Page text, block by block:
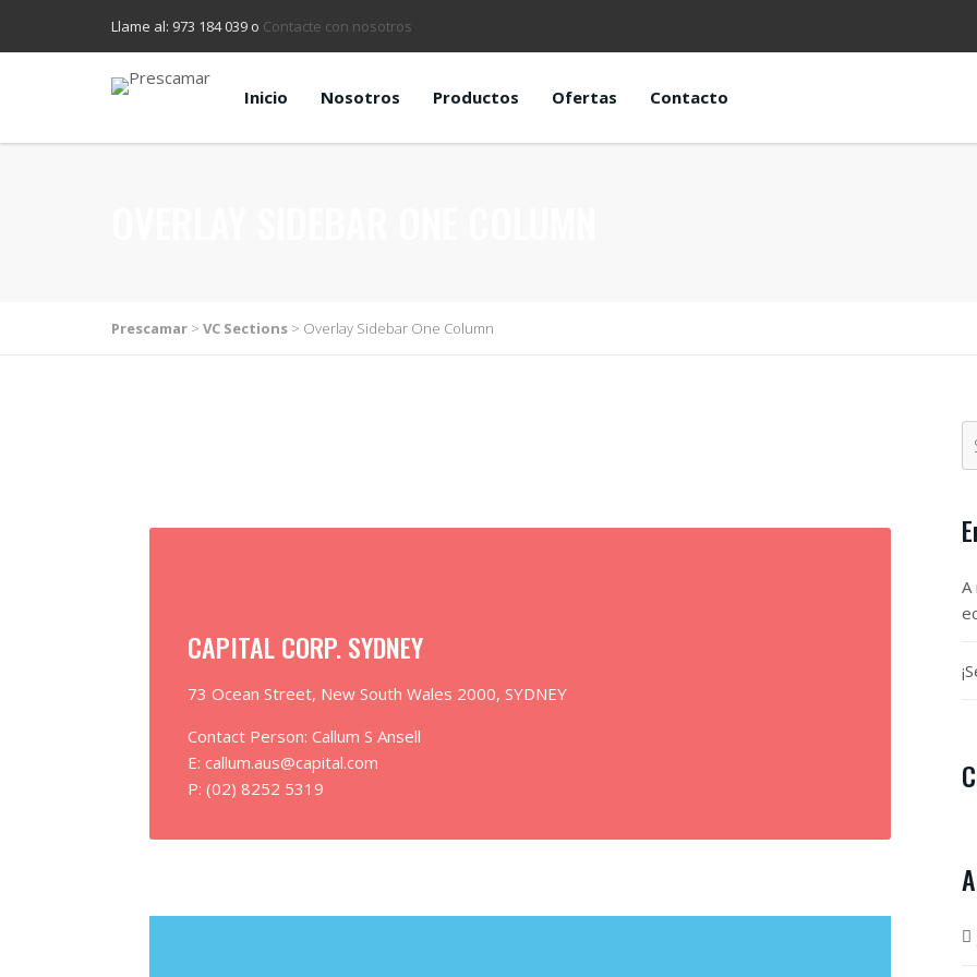
Llame al: 973 184 039 o Contacte con nosotros
Inicio Nosotros Productos Ofertas Contacto
Prescamar > VC Sections > Overlay Sidebar One Column
CAPITAL CORP. SYDNEY
73 Ocean Street, New South Wales 2000, SYDNEY
Contact Person: Callum S Ansell
E: callum.aus@capital.com
P: (02) 8252 5319
A